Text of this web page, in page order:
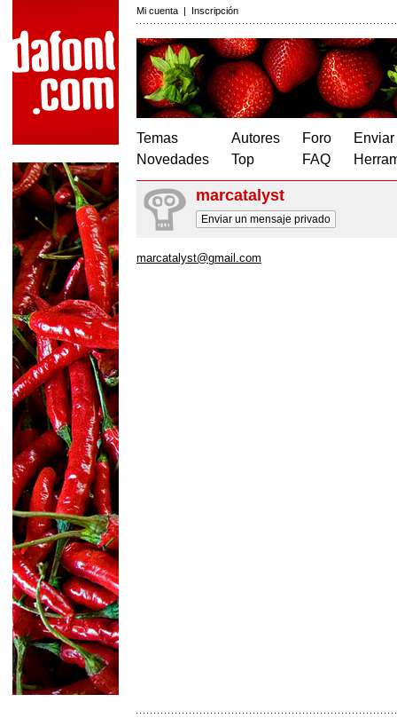
Mi cuenta | Inscripción
Temas
Novedades
Autores
Top
Foro
FAQ
marcatalyst
Enviar un mensaje privado
marcatalyst@gmail.com